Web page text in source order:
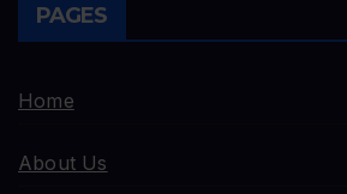
PAGES
Home
About Us